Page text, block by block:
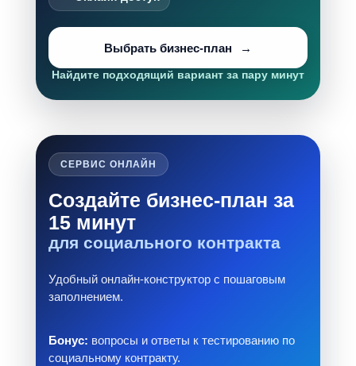
Выбрать бизнес-план
Найдите подходящий вариант за пару минут
СЕРВИС ОНЛАЙН
Создайте бизнес-план за
15 минут
для социального контракта
Удобный онлайн-конструктор с пошаговым
заполнением.
Бонус: вопросы и ответы к тестированию по
социальному контракту.